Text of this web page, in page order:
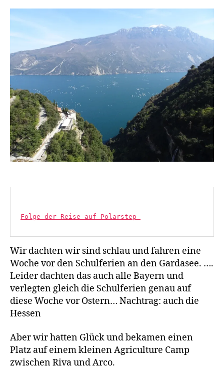
bi
a
e
n
–
Folge der Reise auf Polarstep
Wir dachten wir sind schlau und fahren eine
Woche vor den Schulferien an den Gardasee. ….
Leider dachten das auch alle Bayern und
verlegten gleich die Schulferien genau auf
diese Woche vor Ostern… Nachtrag: auch die
Hessen
Aber wir hatten Glück und bekamen einen
Platz auf einem kleinen Agriculture Camp
zwischen Riva und Arco.